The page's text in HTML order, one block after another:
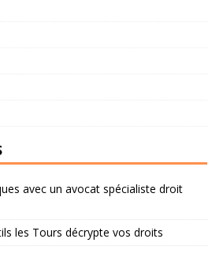
avec un avocat spécialiste droit
les Tours décrypte vos droits